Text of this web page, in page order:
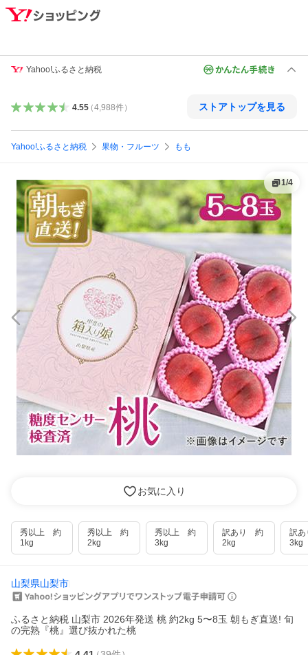
Yahoo!ふるさと納税
4.55（4,988件） ストアトップを見る
Yahoo!ふるさと納税 果物・フルーツ もも
1/4
お気に入り
秀以上 約
1kg
秀以上 約
2kg
秀以上 約
3kg
訳あり 約
2kg
訳
3kg
山梨県山梨市
ふるさと納税 山梨市 2026年発送 桃 約2kg 5〜8玉 朝もぎ直送! 旬
の完熟『桃』選び抜かれた桃